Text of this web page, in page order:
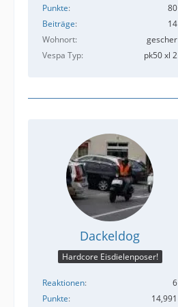
Punkte
80
Beiträge
14
Wohnort
gescher
Vespa Typ
pk50 xl 2
Dackeldog
Hardcore Eisdielenposer!
Reaktionen
6
Punkte
14,991